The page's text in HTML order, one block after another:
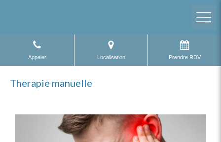
Appeler Localisation Prendre RDV
Therapie manuelle